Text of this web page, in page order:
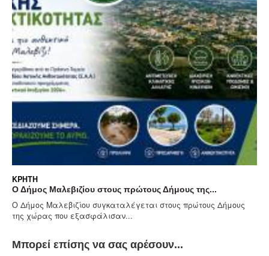
ΚΡΉΤΗ
Ο Δήμος Μαλεβιζίου στους πρώτους Δήμους της...
Ο Δήμος Μαλεβιζίου συγκαταλέγεται στους πρώτους Δήμους
της χώρας που εξασφάλισαν...
Μπορεί επίσης να σας αρέσουν...